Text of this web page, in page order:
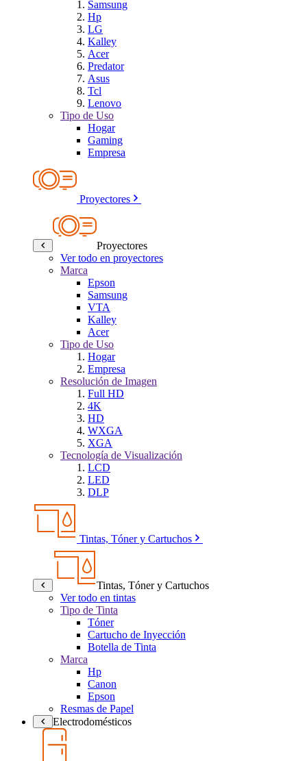
Samsung
Hp
LG
Kalley
Acer
Predator
Asus
Tcl
Lenovo
Tipo de Uso
Hogar
Gaming
Empresa
Proyectores
Proyectores
Ver todo en proyectores
Marca
Epson
Samsung
VTA
Kalley
Acer
Tipo de Uso
Hogar
Empresa
Resolución de Imagen
Full HD
4K
HD
WXGA
XGA
Tecnología de Visualización
LCD
LED
DLP
Tintas, Tóner y Cartuchos
Tintas, Tóner y Cartuchos
Ver todo en tintas
Tipo de Tinta
Tóner
Cartucho de Inyección
Botella de Tinta
Marca
Hp
Canon
Epson
Resmas de Papel
Electrodomésticos